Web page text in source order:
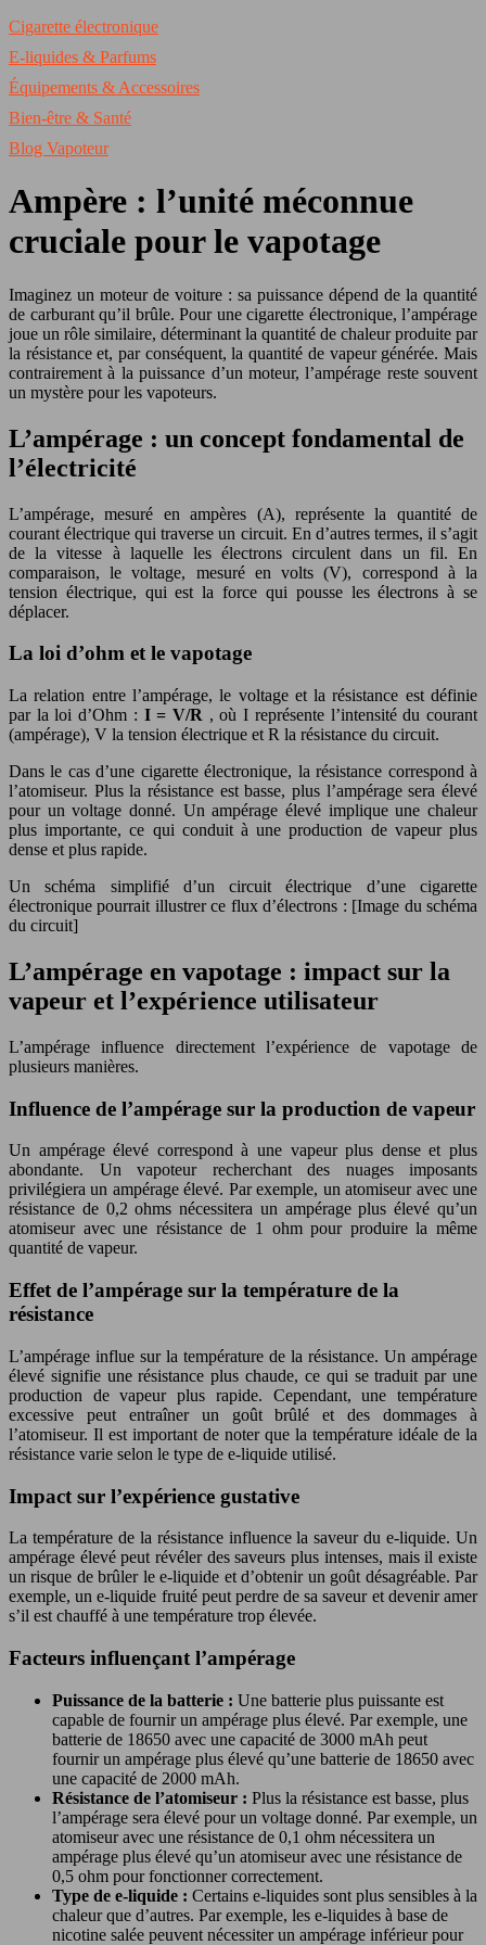
Cigarette électronique
E-liquides & Parfums
Équipements & Accessoires
Bien-être & Santé
Blog Vapoteur
Ampère : l’unité méconnue
cruciale pour le vapotage
Imaginez un moteur de voiture : sa puissance dépend de la quantité
de carburant qu’il brûle. Pour une cigarette électronique, l’ampérage
joue un rôle similaire, déterminant la quantité de chaleur produite par
la résistance et, par conséquent, la quantité de vapeur générée. Mais
contrairement à la puissance d’un moteur, l’ampérage reste souvent
un mystère pour les vapoteurs.
L’ampérage : un concept fondamental de
l’électricité
L’ampérage, mesuré en ampères (A), représente la quantité de
courant électrique qui traverse un circuit. En d’autres termes, il s’agit
de la vitesse à laquelle les électrons circulent dans un fil. En
comparaison, le voltage, mesuré en volts (V), correspond à la
tension électrique, qui est la force qui pousse les électrons à se
déplacer.
La loi d’ohm et le vapotage
La relation entre l’ampérage, le voltage et la résistance est définie
par la loi d’Ohm : I = V/R , où I représente l’intensité du courant
(ampérage), V la tension électrique et R la résistance du circuit.
Dans le cas d’une cigarette électronique, la résistance correspond à
l’atomiseur. Plus la résistance est basse, plus l’ampérage sera élevé
pour un voltage donné. Un ampérage élevé implique une chaleur
plus importante, ce qui conduit à une production de vapeur plus
dense et plus rapide.
Un schéma simplifié d’un circuit électrique d’une cigarette
électronique pourrait illustrer ce flux d’électrons : [Image du schéma
du circuit]
L’ampérage en vapotage : impact sur la
vapeur et l’expérience utilisateur
L’ampérage influence directement l’expérience de vapotage de
plusieurs manières.
Influence de l’ampérage sur la production de vapeur
Un ampérage élevé correspond à une vapeur plus dense et plus
abondante. Un vapoteur recherchant des nuages ​​imposants
privilégiera un ampérage élevé. Par exemple, un atomiseur avec une
résistance de 0,2 ohms nécessitera un ampérage plus élevé qu’un
atomiseur avec une résistance de 1 ohm pour produire la même
quantité de vapeur.
Effet de l’ampérage sur la température de la
résistance
L’ampérage influe sur la température de la résistance. Un ampérage
élevé signifie une résistance plus chaude, ce qui se traduit par une
production de vapeur plus rapide. Cependant, une température
excessive peut entraîner un goût brûlé et des dommages à
l’atomiseur. Il est important de noter que la température idéale de la
résistance varie selon le type de e-liquide utilisé.
Impact sur l’expérience gustative
La température de la résistance influence la saveur du e-liquide. Un
ampérage élevé peut révéler des saveurs plus intenses, mais il existe
un risque de brûler le e-liquide et d’obtenir un goût désagréable. Par
exemple, un e-liquide fruité peut perdre de sa saveur et devenir amer
s’il est chauffé à une température trop élevée.
Facteurs influençant l’ampérage
Puissance de la batterie : Une batterie plus puissante est
capable de fournir un ampérage plus élevé. Par exemple, une
batterie de 18650 avec une capacité de 3000 mAh peut
fournir un ampérage plus élevé qu’une batterie de 18650 avec
une capacité de 2000 mAh.
Résistance de l’atomiseur : Plus la résistance est basse, plus
l’ampérage sera élevé pour un voltage donné. Par exemple, un
atomiseur avec une résistance de 0,1 ohm nécessitera un
ampérage plus élevé qu’un atomiseur avec une résistance de
0,5 ohm pour fonctionner correctement.
Type de e-liquide : Certains e-liquides sont plus sensibles à la
chaleur que d’autres. Par exemple, les e-liquides à base de
nicotine salée peuvent nécessiter un ampérage inférieur pour